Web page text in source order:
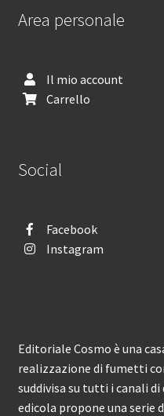
Area personale
Il mio account
Carrello
Social
Facebook
Instagram
Editoriale Cosmo è una
realizzazione di fumetti
suddivisa su tutti i canali
edicola propone una serie